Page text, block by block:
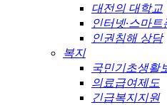
대전의 대학교
인터넷·스마
인권침해 상담
복지
국민기초생활
의료급여제도
긴급복지지원